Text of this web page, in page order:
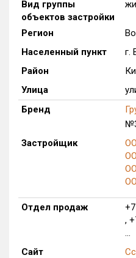
Оценка ЕРЗ ЖК
от
Рейтинг ЕРЗ
Найдено:
Квартир, апартаментов,
Вид группы
объектов застройки
Регион
Населенный пункт
г.
Район
Улица
Бренд
Застройщик
Отдел продаж
,
...
Сайт